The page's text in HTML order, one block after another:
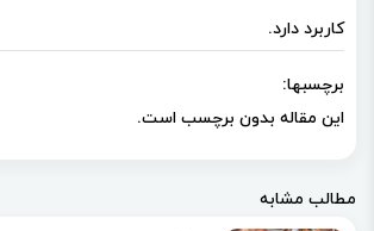
کاربرد دارد.
برچسبها:
این مقاله بدون برچسب است.
مطالب مشابه